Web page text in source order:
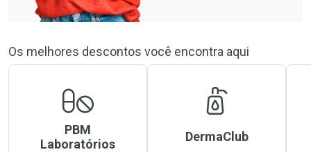
Os melhores descontos você encontra aqui
PBM
Laboratórios
DermaClub